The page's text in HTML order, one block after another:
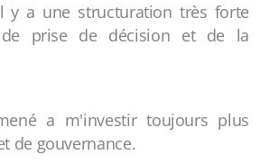
y a une structuration très forte
de prise de décision et de la
a m'investir toujours plus
de gouvernance.